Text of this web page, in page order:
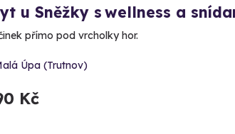
u Sněžky s wellness a
přímo pod vrcholky hor.
Úpa (Trutnov)
Kč